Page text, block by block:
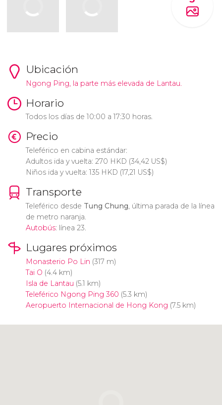
Ubicación
Ngong Ping, la parte más elevada de Lantau.
Horario
Todos los días de 10:00 a 17:30 horas.
Precio
Teleférico en cabina estándar:
Adultos ida y vuelta: 270 HKD (34,42 US$)
Niños ida y vuelta: 135 HKD (17,21 US$)
Transporte
Teleférico desde Tung Chung, última parada de la línea
de metro naranja.
Autobús: línea 23.
Lugares próximos
Monasterio Po Lin (317 m)
Tai O (4.4 km)
Isla de Lantau (5.1 km)
Teleférico Ngong Ping 360 (5.3 km)
Aeropuerto Internacional de Hong Kong (7.5 km)